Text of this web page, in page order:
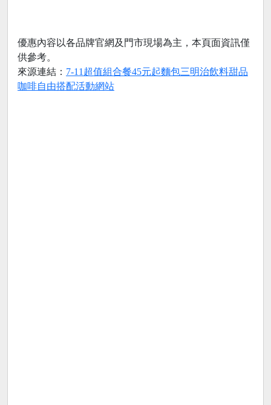
優惠內容以各品牌官網及門市現場為主，本頁面資訊僅
供參考。
來源連結： 7-11超值組合餐45元起麵包三明治飲料甜品
咖啡自由搭配活動網站